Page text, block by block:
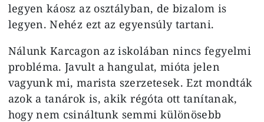
legyen káosz az osztályban, de bizalom is
legyen. Nehéz ezt az egyensúly tartani.
Nálunk Karcagon az iskolában nincs fegyelmi
probléma. Javult a hangulat, mióta jelen
vagyunk mi, marista szerzetesek. Ezt mondták
azok a tanárok is, akik régóta ott tanítanak,
hogy nem csináltunk semmi különösebb